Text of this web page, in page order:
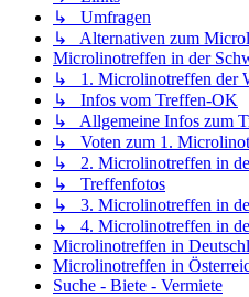
↳ Umfragen
↳ Alternativen zum
Microlinotreffen in der
↳ 1. Microlinotreffen der
↳ Infos vom Treffen-OK
↳ Allgemeine Infos zum
↳ Voten zum 1.
↳ 2. Microlinotreffen in
↳ Treffenfotos
↳ 3. Microlinotreffen in
↳ 4. Microlinotreffen in
Microlinotreffen in
Microlinotreffen in
Suche - Biete - Vermiete